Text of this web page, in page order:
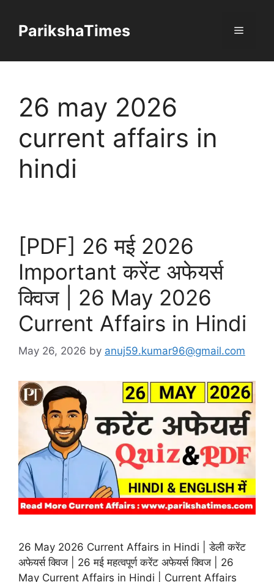
contentParikshaTimes Menu
26 may 2026
current affairs in
hindi
[PDF] 26 मई 2026
Important करेंट अफेयर्स
क्विज | 26 May 2026
Current Affairs in Hindi
May 26, 2026 by anuj59.kumar96@gmail.com
26 May 2026 Current Affairs in Hindi | डेली करेंट
अफेयर्स क्विज | 26 मई महत्वपूर्ण करेंट अफेयर्स क्विज | 26
May Current Affairs in Hindi | Current Affairs